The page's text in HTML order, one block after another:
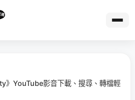
》YouTube影音下載、搜尋、轉檔輕